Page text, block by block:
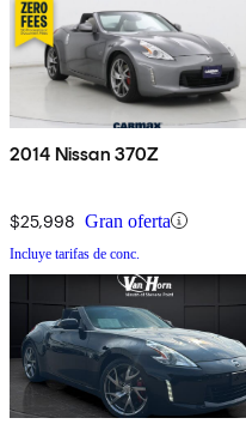
2014 Nissan 370Z
$25,998 Gran oferta
Incluye tarifas de conc.